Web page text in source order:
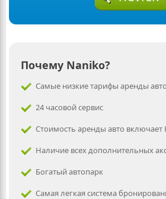
Почему Naniko?
Самые низкие тарифы аренды авто
24 часовой сервис
Стоимость аренды авто включает
Наличие всех дополнительных
Богатый автопарк
Самая легкая система